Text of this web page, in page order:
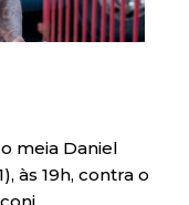
meia Daniel
às 19h, contra o